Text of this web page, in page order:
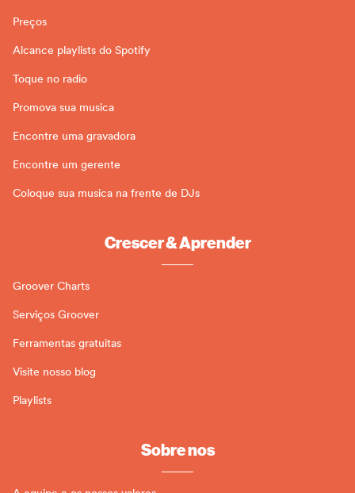
Preços
Alcance playlists do Spotify
Toque no radio
Promova sua musica
Encontre uma gravadora
Encontre um gerente
Coloque sua musica na frente de DJs
Crescer & Aprender
Groover Charts
Serviços Groover
Ferramentas gratuitas
Visite nosso blog
Playlists
Sobre nos